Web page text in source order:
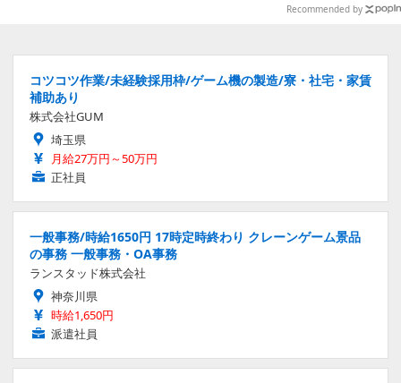
Recommended by
コツコツ作業/未経験採用枠/ゲーム機の製造/寮・社宅・家賃
補助あり
株式会社GUM
埼玉県
月給27万円～50万円
正社員
一般事務/時給1650円 17時定時終わり クレーンゲーム景品
の事務 一般事務・OA事務
ランスタッド株式会社
神奈川県
時給1,650円
派遣社員